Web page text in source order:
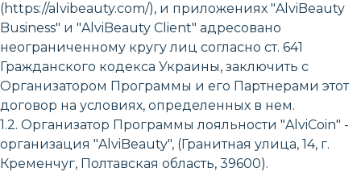
(https://alvibeauty.com/), и приложениях "AlviBeauty
Business" и "AlviBeauty Client" адресовано
неограниченному кругу лиц согласно ст. 641
Гражданского кодекса Украины, заключить с
Организатором Программы и его Партнерами этот
договор на условиях, определенных в нем.
1.2. Организатор Программы лояльности "AlviCoin" -
организация "AlviBeauty", (Гранитная улица, 14, г.
Кременчуг, Полтавская область, 39600).